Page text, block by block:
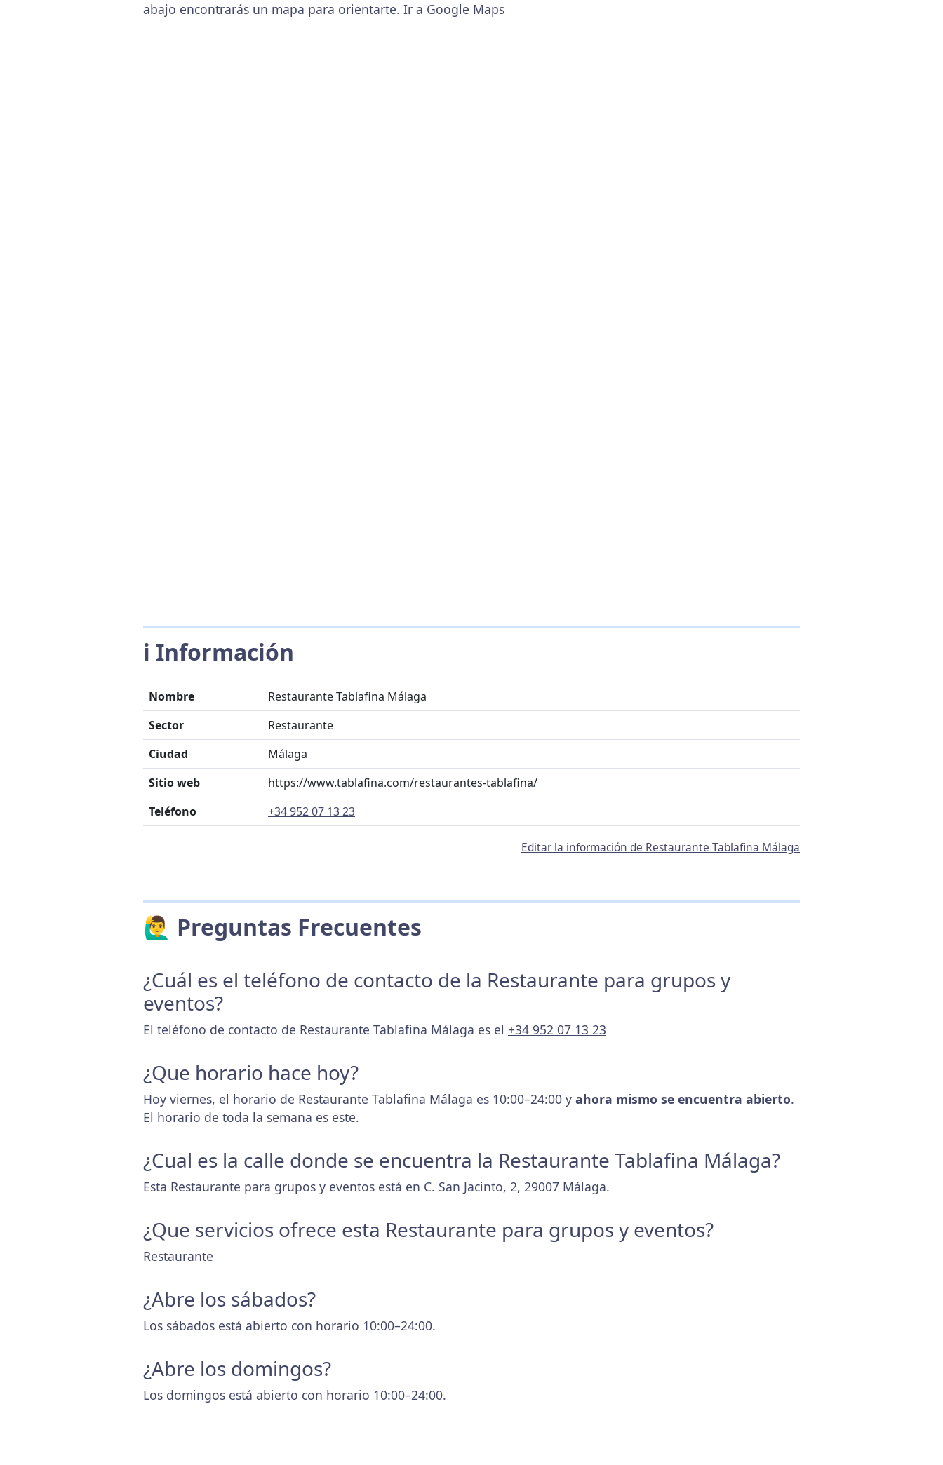
abajo encontrarás un mapa para orientarte. Ir a Google Maps
ℹ️ Información
Nombre
Restaurante Tablafina Málaga
Sector
Restaurante
Ciudad
Málaga
Sitio web
https://www.tablafina.com/restaurantes-tablafina/
Teléfono
+34 952 07 13 23
Editar la información de Restaurante Tablafina Málaga
🙋‍♂️ Preguntas Frecuentes
¿Cuál es el teléfono de contacto de la Restaurante para grupos y
eventos?
El teléfono de contacto de Restaurante Tablafina Málaga es el +34 952 07 13 23
¿Que horario hace hoy?
Hoy viernes, el horario de Restaurante Tablafina Málaga es 10:00–24:00 y ahora mismo se encuentra abierto.
El horario de toda la semana es este.
¿Cual es la calle donde se encuentra la Restaurante Tablafina Málaga?
Esta Restaurante para grupos y eventos está en C. San Jacinto, 2, 29007 Málaga.
¿Que servicios ofrece esta Restaurante para grupos y eventos?
Restaurante
¿Abre los sábados?
Los sábados está abierto con horario 10:00–24:00.
¿Abre los domingos?
Los domingos está abierto con horario 10:00–24:00.